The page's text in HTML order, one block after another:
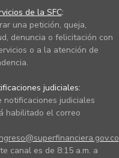
de la SFC:
una petición, queja,
denuncia o felicitación con
o a la atención de
judiciales:
notificaciones judiciales
habilitado el correo
canal es de 8:15 a.m. a